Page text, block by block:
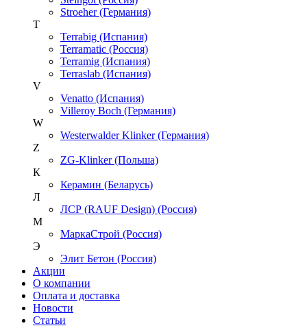
Stroeher (Германия)
T
Terrabig (Испания)
Terramatic (Россия)
Terramig (Испания)
Terraslab (Испания)
V
Venatto (Испания)
Villeroy Boch (Германия)
W
Westerwalder Klinker (Германия)
Z
ZG-Klinker (Польша)
К
Керамин (Беларусь)
Л
ЛСР (RAUF Design) (Россия)
М
МаркаСтрой (Россия)
Э
Элит Бетон (Россия)
Акции
О компании
Оплата и доставка
Новости
Статьи